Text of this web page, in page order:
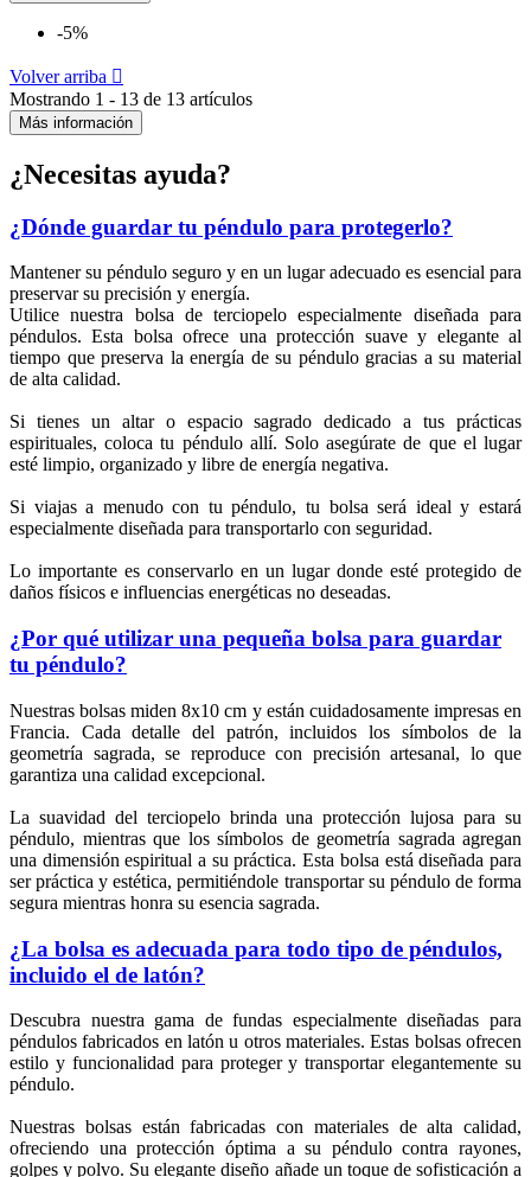
(2
-5%
Volver arriba 
Mostrando 1 - 13 de 13 artículos
Más información
¿Necesitas ayuda?
¿Dónde guardar tu péndulo para protegerlo?
Mantener su péndulo seguro y en un lugar adecuado es esencial para
preservar su precisión y energía.
Utilice nuestra bolsa de terciopelo especialmente diseñada para
péndulos. Esta bolsa ofrece una protección suave y elegante al
tiempo que preserva la energía de su péndulo gracias a su material
de alta calidad.
Si tienes un altar o espacio sagrado dedicado a tus prácticas
espirituales, coloca tu péndulo allí. Solo asegúrate de que el lugar
esté limpio, organizado y libre de energía negativa.
Si viajas a menudo con tu péndulo, tu bolsa será ideal y estará
especialmente diseñada para transportarlo con seguridad.
Lo importante es conservarlo en un lugar donde esté protegido de
daños físicos e influencias energéticas no deseadas.
¿Por qué utilizar una pequeña bolsa para guardar
tu péndulo?
Nuestras bolsas miden 8x10 cm y están cuidadosamente impresas en
Francia. Cada detalle del patrón, incluidos los símbolos de la
geometría sagrada, se reproduce con precisión artesanal, lo que
garantiza una calidad excepcional.
La suavidad del terciopelo brinda una protección lujosa para su
péndulo, mientras que los símbolos de geometría sagrada agregan
una dimensión espiritual a su práctica. Esta bolsa está diseñada para
ser práctica y estética, permitiéndole transportar su péndulo de forma
segura mientras honra su esencia sagrada.
¿La bolsa es adecuada para todo tipo de péndulos,
incluido el de latón?
Descubra nuestra gama de fundas especialmente diseñadas para
péndulos fabricados en latón u otros materiales. Estas bolsas ofrecen
estilo y funcionalidad para proteger y transportar elegantemente su
péndulo.
Nuestras bolsas están fabricadas con materiales de alta calidad,
ofreciendo una protección óptima a su péndulo contra rayones,
golpes y polvo. Su elegante diseño añade un toque de sofisticación a